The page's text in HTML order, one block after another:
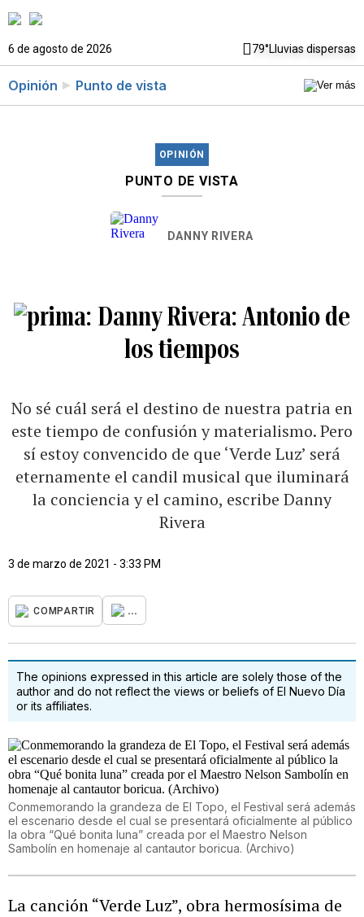
6 de agosto de 2026 79°Lluvias dispersas
Opinión Punto de vista
OPINIÓN
PUNTO DE VISTA
DANNY RIVERA
Danny Rivera: Antonio de
los tiempos
No sé cuál será el destino de nuestra patria en
este tiempo de confusión y materialismo. Pero
sí estoy convencido de que ‘Verde Luz’ será
eternamente el candil musical que iluminará
la conciencia y el camino, escribe Danny
Rivera
3 de marzo de 2021 - 3:33 PM
COMPARTIR ...
The opinions expressed in this article are solely those of the
author and do not reflect the views or beliefs of El Nuevo Día
or its affiliates.
Conmemorando la grandeza de El Topo, el Festival será además
el escenario desde el cual se presentará oficialmente al público
la obra “Qué bonita luna” creada por el Maestro Nelson
Sambolín en homenaje al cantautor boricua. (Archivo)
La canción “Verde Luz”, obra hermosísima de